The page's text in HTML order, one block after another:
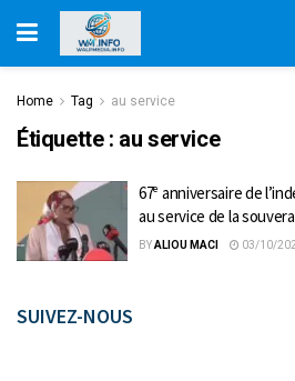
Home Tag au service
Étiquette : au service
67ᵉ anniversaire de
au service de la
BYALIOU MACI 03/10/
SUIVEZ-NOUS